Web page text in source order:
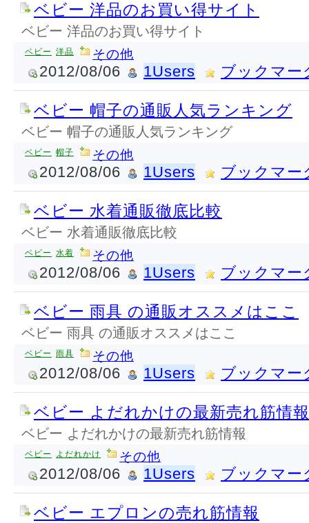
ベビー 洋品のお買い得サイト
ベビー 洋品のお買い得サイト
ベビー 洋品 その他
2012/08/06 1Users ブックマー
ベビー 帽子の通販人気ランキング
ベビー 帽子の通販人気ランキング
ベビー 帽子 その他
2012/08/06 1Users ブックマー
ベビー 水着通販徹底比較
ベビー 水着通販徹底比較
ベビー 水着 その他
2012/08/06 1Users ブックマー
ベビー 雨具 の通販オススメはここ
ベビー 雨具 の通販オススメはここ
ベビー 雨具 その他
2012/08/06 1Users ブックマー
ベビー よだれかけの最新売れ筋情報
ベビー よだれかけの最新売れ筋情報
ベビー よだれかけ その他
2012/08/06 1Users ブックマー
ベビー エプロンの売れ筋情報